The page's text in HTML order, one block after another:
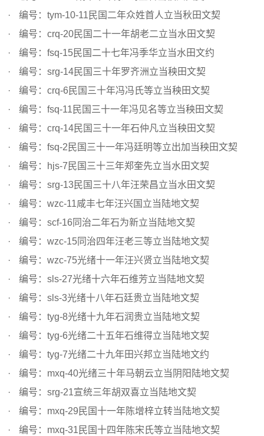
编号：tym-10-11民国二年众姓首人立当秋田文契
编号：crq-20民国二十一年胡老二立当水田文契
编号：fsq-15民国二十七年冯季华立当水田文约
编号：srg-14民国三十年罗齐洲立当秧田文契
编号：crq-6民国三十年冯冯氏等立当秧田文契
编号：fsq-11民国三十一年冯见名等立当秧田文契
编号：crq-14民国三十一年石仲凡立当秧田文契
编号：fsq-2民国三十一年冯廷明等立出加当秧田文契
编号：hjs-7民国三十三年郑奎先立当水田文契
编号：srg-13民国三十八年汪荣昌立当水田文契
编号：wzc-11咸丰七年汪兴国立当陆地文契
编号：scf-16同治二年石为新立当陆地文契
编号：wzc-15同治四年汪老三等立当陆地文契
编号：wzc-75光绪十一年汪兴贤立当陆地文契
编号：sls-27光绪十六年石维芳立当陆地文契
编号：sls-3光绪十八年石廷贵立当陆地文契
编号：tyg-8光绪十九年石润贵立当陆地文契
编号：tyg-6光绪二十五年石维得立当陆地文契
编号：tyg-7光绪二十九年田兴邦立当陆地文约
编号：mxq-40光绪三十年马朝云立当阴阳陆地文契
编号：srg-21宣统三年胡双喜立当陆地文契
编号：mxq-29民国十一年陈增梓立转当陆地文契
编号：mxq-31民国十四年陈宋氏等立当陆地文契